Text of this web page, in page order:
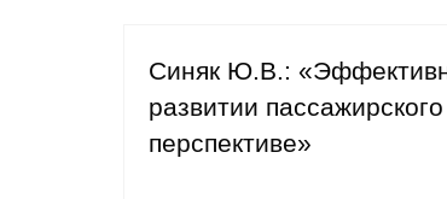
Синяк Ю.В.:
развитии
перспективе»